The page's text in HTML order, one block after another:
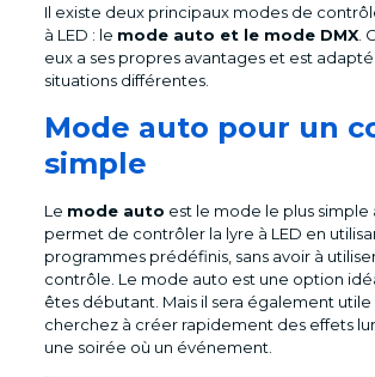
Il existe deux principaux modes de
à LED : le mode auto et le mode DMX.
eux a ses propres avantages et est
situations différentes.
Mode auto pour un
simple
Le mode auto est le mode le plus simple
permet de contrôler la lyre à LED en
programmes prédéfinis, sans avoir à
contrôle. Le mode auto est une option
êtes débutant. Mais il sera également utile
cherchez à créer rapidement des effets
une soirée où un événement.